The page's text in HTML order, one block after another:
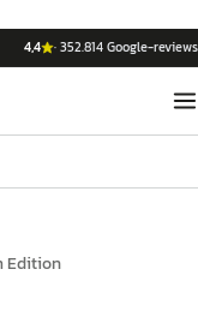
4,4 ·352.814Google-reviews
Edition